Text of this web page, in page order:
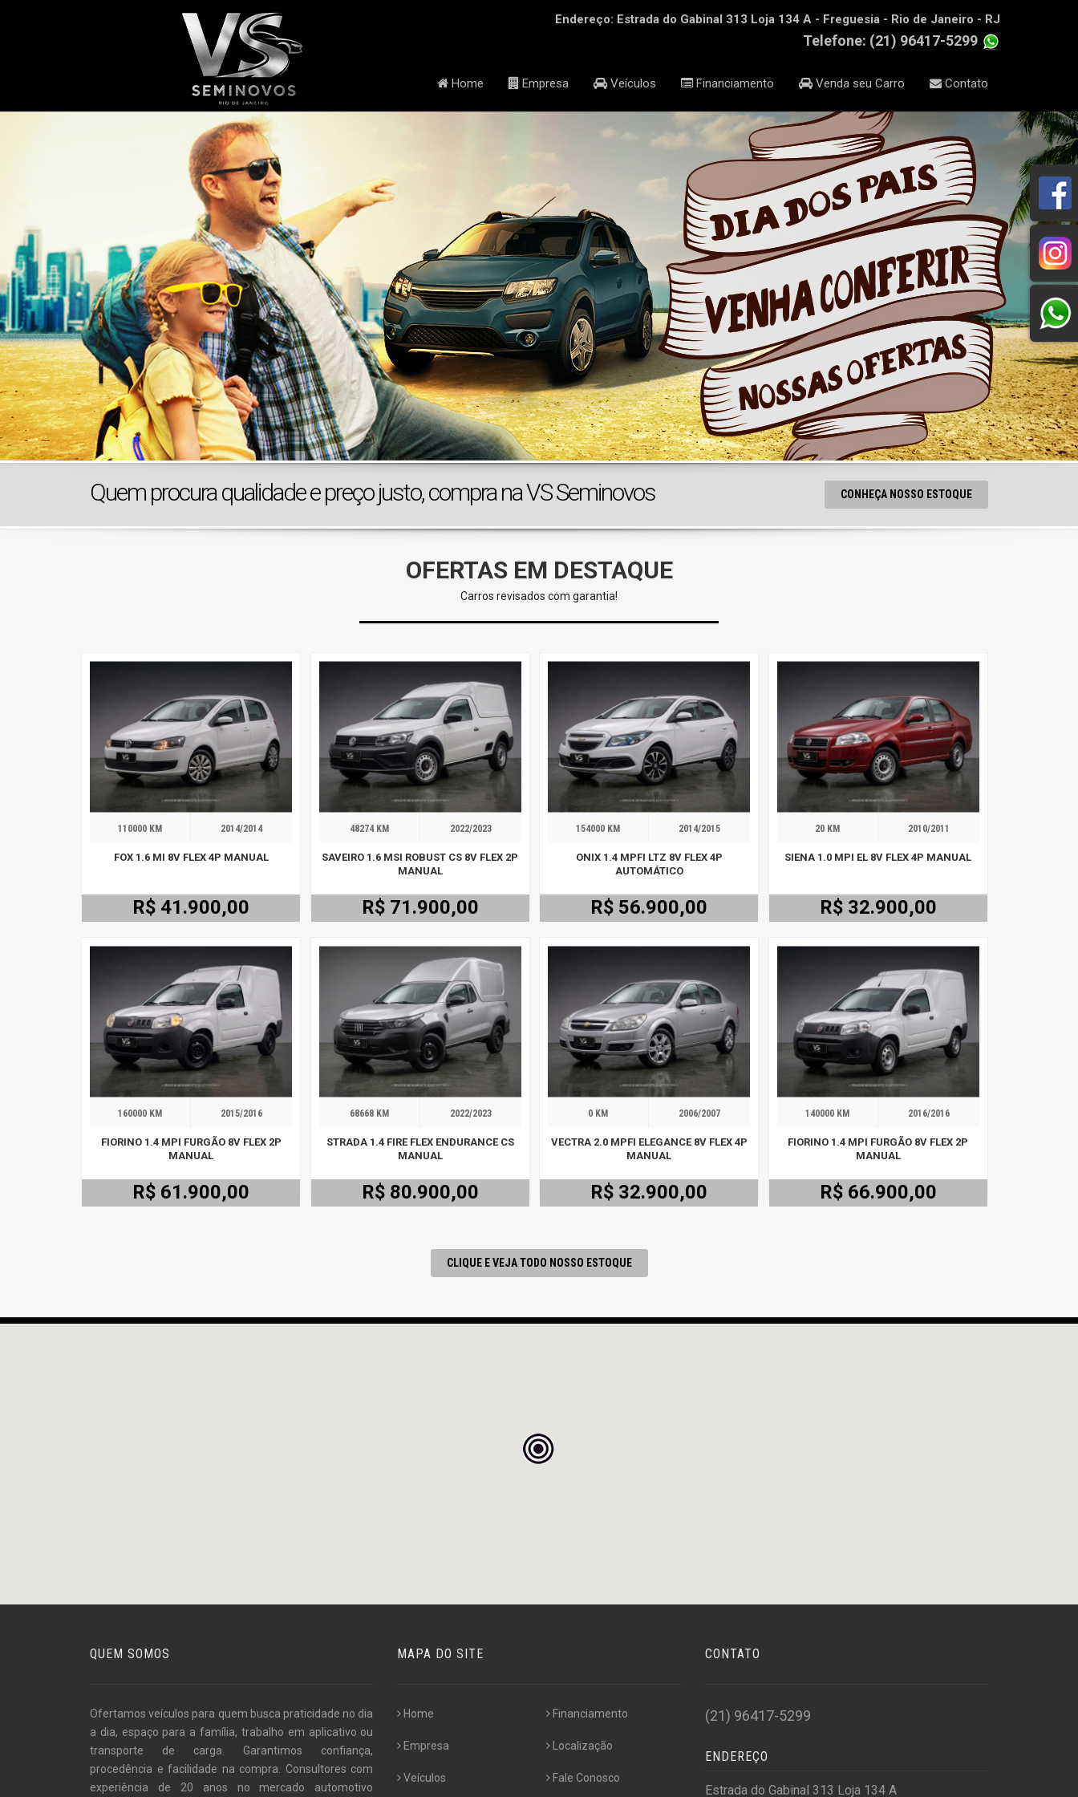
Endereço: Estrada do Gabinal 313 Loja 134 A - Freguesia - Rio de Janeiro - RJ
Telefone: (21) 96417-5299
Home Empresa Veículos Financiamento Venda seu Carro Contato
Quem procura qualidade e preço justo, compra na VS Seminovos CONHEÇA NOSSO ESTOQUE
OFERTAS EM DESTAQUE
Carros revisados com garantia!
110000 KM 2014/2014
FOX 1.6 MI 8V FLEX 4P MANUAL
R$ 41.900,00
48274 KM 2022/2023
SAVEIRO 1.6 MSI ROBUST CS 8V FLEX 2P
MANUAL
R$ 71.900,00
154000 KM 2014/2015
ONIX 1.4 MPFI LTZ 8V FLEX 4P
AUTOMÁTICO
R$ 56.900,00
20 KM 2010/2011
SIENA 1.0 MPI EL 8V FLEX 4P MANUAL
R$ 32.900,00
160000 KM 2015/2016
FIORINO 1.4 MPI FURGÃO 8V FLEX 2P
MANUAL
R$ 61.900,00
68668 KM 2022/2023
STRADA 1.4 FIRE FLEX ENDURANCE CS
MANUAL
R$ 80.900,00
0 KM 2006/2007
VECTRA 2.0 MPFI ELEGANCE 8V FLEX 4P
MANUAL
R$ 32.900,00
140000 KM 2016/2016
FIORINO 1.4 MPI FURGÃO 8V FLEX 2P
MANUAL
R$ 66.900,00
CLIQUE E VEJA TODO NOSSO ESTOQUE
QUEM SOMOS
Ofertamos veículos para quem busca praticidade no dia
a dia, espaço para a família, trabalho em aplicativo ou
transporte de carga. Garantimos confiança,
procedência e facilidade na compra. Consultores com
experiência de 20 anos no mercado automotivo
MAPA DO SITE
Home
Empresa
Veículos
Financiamento
Localização
Fale Conosco
CONTATO
(21) 96417-5299
ENDEREÇO
Estrada do Gabinal 313 Loja 134 A